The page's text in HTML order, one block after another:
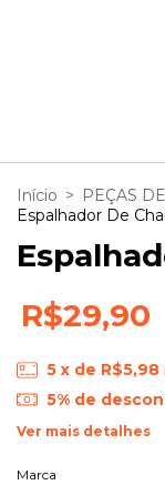
Início > PEÇAS
Espalhador De
R$29,90
5 x de R$5,98
5% de
Ver mais detalhes
Marca